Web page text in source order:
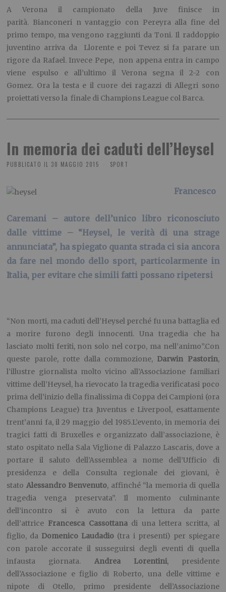
A Verona il campionato della Juve finisce in
parità. Bianconeri n vantaggio con Pereyra alla fine del
primo tempo, ma vengono raggiunti da Toni. Il raddoppio
juventino arriva da Llorente e poi Tevez si fa parare un
rigore da Rafael. Invece Pepe, non appena entra in campo
viene espulso e all’ultimo il Verona segna il 2-2 con
Gomez. Ora la testa e il cuore dei ragazzi di Allegri sono
proiettati verso la finale di Champions League col Barca.
In memoria dei caduti dell’Heysel
PUBBLICATO IL 30 MAGGIO 2015 SPORT
Francesco
Caremani – autore dell’unico libro riconosciuto
dalle vittime – “Heysel, le verità di una strage
annunciata”, ha spiegato quanta strada ci sia ancora
da fare nel mondo dello sport, particolarmente in
Italia, per evitare che simili fatti possano ripetersi
“Non morti, ma caduti dell’Heysel perché fu una battaglia ed
a morire furono degli innocenti. Una tragedia che ha
lasciato molti feriti, non solo nel corpo, ma nell’animo”.Con
queste parole, rotte dalla commozione, Darwin Pastorin,
l’illustre giornalista molto vicino all’Associazione familiari
vittime dell’Heysel, ha rievocato la tragedia verificatasi poco
prima dell’inizio della finalissima di Coppa dei Campioni (ora
Champions League) tra Juventus e Liverpool, esattamente
trent’anni fa, il 29 maggio del 1985.L’evento, in memoria dei
tragici fatti di Bruxelles e organizzato dall’associazione, è
stato ospitato nella Sala Viglione di Palazzo Lascaris, dove a
portare il saluto dell’Assemblea a nome dell’Ufficio di
presidenza e della Consulta regionale dei giovani, è
stato Alessandro Benvenuto, affinché “la memoria di quella
tragedia venga preservata”. Il momento culminante
dell’incontro si è avuto con la lettura da parte
dell’attrice Francesca Cassottanadi una lettera scritta, al
figlio, da Domenico Laudadio (tra i presenti) per spiegare
con parole accorate il susseguirsi degli eventi di quella
infausta giornata. Andrea Lorentini, presidente
dell’Associazione e figlio di Roberto, una delle vittime e
nipote di Otello, primo presidente dell’Associazione